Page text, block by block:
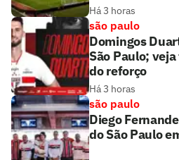
Há 3 horas
são paulo
Domingos
São Paulo;
do reforço
Há 3 horas
são paulo
Diego
do São Paulo